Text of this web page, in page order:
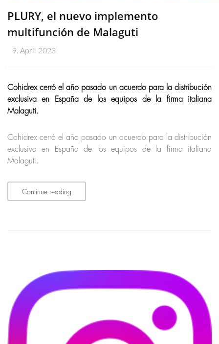
PLURY, el nuevo implemento
multifunción de Malaguti
9. April 2023
Cohidrex cerró el año pasado un acuerdo para la distribución
exclusiva en España de los equipos de la firma italiana
Malaguti.
Cohidrex cerró el año pasado un acuerdo para la distribución
exclusiva en España de los equipos de la firma italiana
Malaguti.
Continue reading